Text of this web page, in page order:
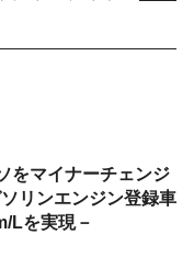
をマイナーチェンジ
リンエンジン登録車
Lを実現－